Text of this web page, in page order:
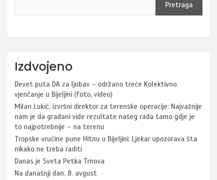
Pretraga
Izdvojeno
Devet puta DA za ljubav – održano treće Kolektivno
vjenčanje u Bijeljini (foto, video)
Milan Lukić, izvršni direktor za terenske operacije: Najvažnije
nam je da građani vide rezultate našeg rada tamo gdje je
to najpotrebnije – na terenu
Tropske vrućine pune Hitnu u Bijeljini: Ljekar upozorava šta
nikako ne treba raditi
Danas je Sveta Petka Trnova
Na današnji dan, 8. avgust